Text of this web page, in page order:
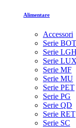
Alimentare
Accessori
Serie BOT
Serie LGH
Serie LUX
Serie MF
Serie MU
Serie PET
Serie PG
Serie QD
Serie RET
Serie SC